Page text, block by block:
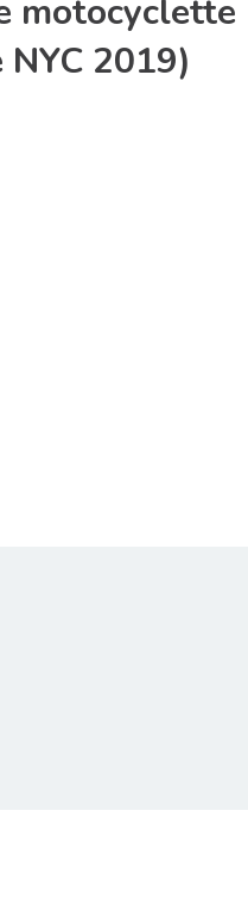
motocyclette
2019)